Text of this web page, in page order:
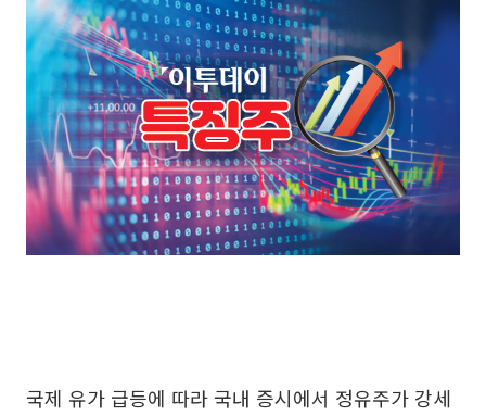
국제 유가 급등에 따라 국내 증시에서 정유주가 강세